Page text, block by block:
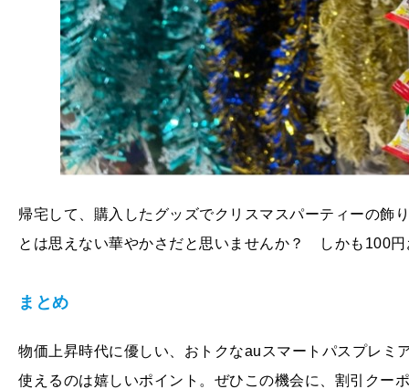
帰宅して、購入したグッズでクリスマスパーティーの
とは思えない華やかさだと思いませんか？ しかも100
まとめ
物価上昇時代に優しい、おトクなauスマートパスプレミ
使えるのは嬉しいポイント。ぜひこの機会に、割引クー